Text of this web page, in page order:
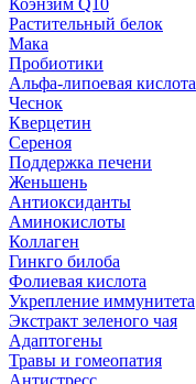
Коэнзим Q10
Растительный белок
Мака
Пробиотики
Альфа-липоевая кислота
Чеснок
Кверцетин
Сереноя
Поддержка печени
Женьшень
Антиоксиданты
Аминокислоты
Коллаген
Гинкго билоба
Фолиевая кислота
Укрепление иммунитета
Экстракт зеленого чая
Адаптогены
Травы и гомеопатия
Антистресс